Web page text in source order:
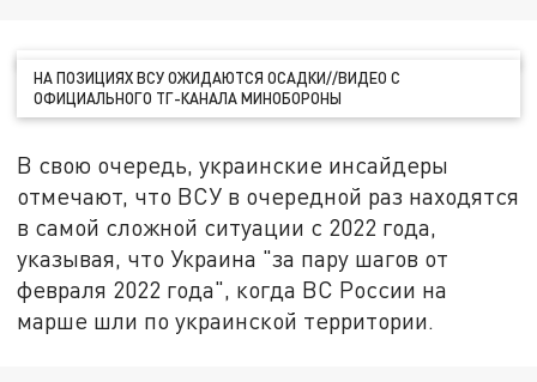
НА ПОЗИЦИЯХ ВСУ ОЖИДАЮТСЯ ОСАДКИ//ВИДЕО С
ОФИЦИАЛЬНОГО ТГ-КАНАЛА МИНОБОРОНЫ
В свою очередь, украинские инсайдеры
отмечают, что ВСУ в очередной раз находятся
в самой сложной ситуации с 2022 года,
указывая, что Украина "за пару шагов от
февраля 2022 года", когда ВС России на
марше шли по украинской территории.